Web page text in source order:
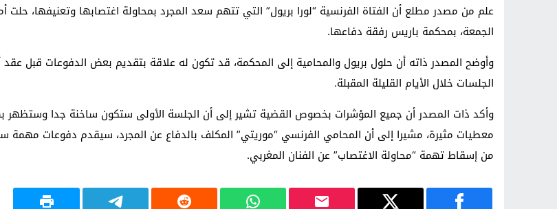
علم من مصدر مطلع أن الفتاة الفرنسية “لورا بريول” التي تتهم سعد المجرد بمحاولة اغتصابها وتعنيفها، حلت
الجمعة، بمحكمة باريس رفقة دفاعها.
وأوضح المصدر ذاته أن حلول بريول والمحامية إلى المحكمة، قد تكون له علاقة بتقديم بعض الدفوعات قبل عقد
الجلسات خلال الأيام القليلة المقبلة.
وأكد ذات المصدر أن جميع المؤشرات بخصوص القضية تشير إلى أن الجلسة الأولى ستكون ساخنة جدا وستظهر
معطيات مثيرة، مشيرا إلى أن المحامي الفرنسي “موريتي” المكلف بالدفاع عن المجرد، سيقدم دفوعات مهمة
من إسقاط تهمة “محاولة الاغتصاب” عن الفنان المغربي.